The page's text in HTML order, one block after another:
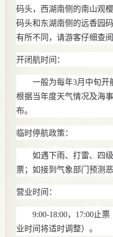
码头，西湖南侧的南山观
码头和东湖南侧的远香园
有所不同，请游客仔细查阅
开闭航时间：
一般为每年3月中旬开
根据当年度天气情况及海
布。
临时停航政策：
如遇下雨、打雷、四
票；如接到气象部门预测
营业时间：
9:00-18:00，17:00止
业时间将适时调整）。